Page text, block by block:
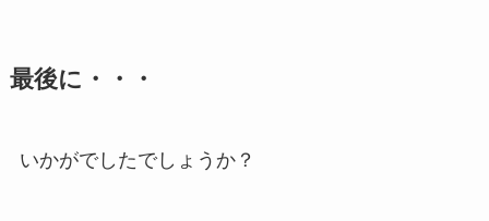
最後に・・・
いかがでしたでしょうか？